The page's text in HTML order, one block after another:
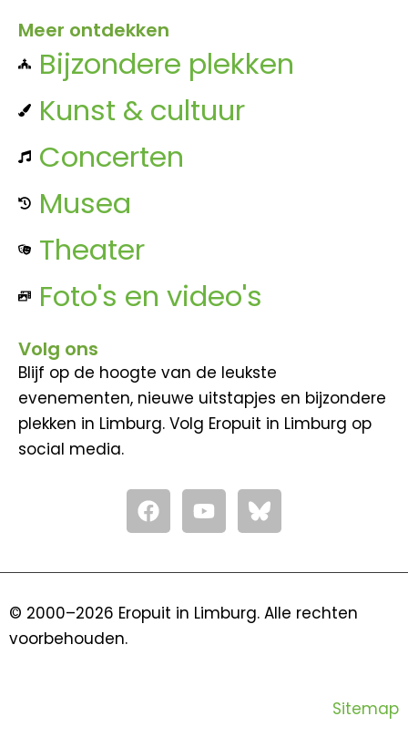
Meer ontdekken
Bijzondere plekken
Kunst & cultuur
Concerten
Musea
Theater
Foto's en video's
Volg ons
Blijf op de hoogte van de leukste
evenementen, nieuwe uitstapjes en bijzondere
plekken in Limburg. Volg Eropuit in Limburg op
social media.
F
a
c
o
Y
o
u
b
© 2000–2026 Eropuit in Limburg. Alle rechten
voorbehouden.
Sitemap